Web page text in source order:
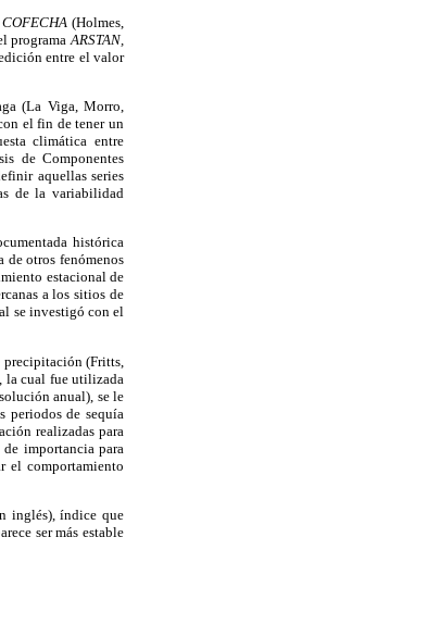
COFECHA(Holmes,
programa ARSTAN,
entre el valor
(La Viga, Morro,
el fin de tener un
climática entre
de Componentes
aquellas series
de la variabilidad
histórica
de otros fenómenos
estacional de
a los sitios de
se investigó con el
(Fritts,
la cual fue utilizada
anual), se le
periodos de sequía
realizadas para
importancia para
el comportamiento
inglés), índice que
ser más estable